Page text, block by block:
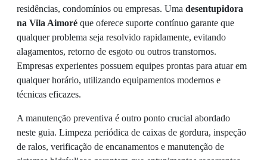
residências, condomínios ou empresas. Uma desentupidora
na Vila Aimoré que oferece suporte contínuo garante que
qualquer problema seja resolvido rapidamente, evitando
alagamentos, retorno de esgoto ou outros transtornos.
Empresas experientes possuem equipes prontas para atuar em
qualquer horário, utilizando equipamentos modernos e
técnicas eficazes.
A manutenção preventiva é outro ponto crucial abordado
neste guia. Limpeza periódica de caixas de gordura, inspeção
de ralos, verificação de encanamentos e manutenção de